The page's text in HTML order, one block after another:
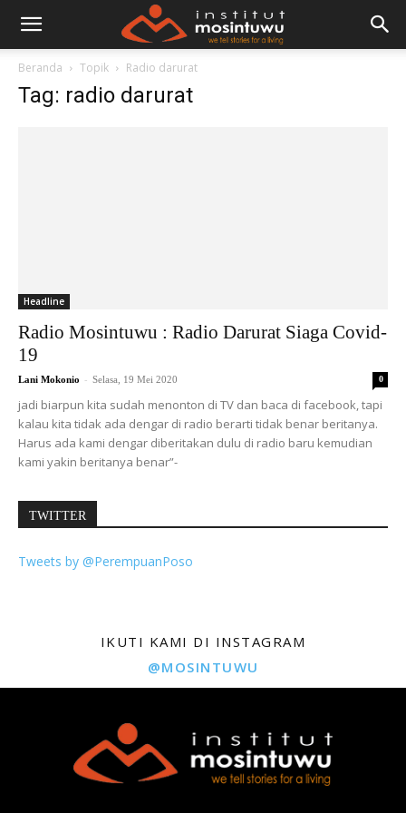
Beranda Topik Radio darurat
Tag: radio darurat
Headline
Radio Mosintuwu : Radio Darurat Siaga Covid-
19
Lani Mokonio - Selasa, 19 Mei 2020 0
jadi biarpun kita sudah menonton di TV dan baca di facebook, tapi
kalau kita tidak ada dengar di radio berarti tidak benar beritanya.
Harus ada kami dengar diberitakan dulu di radio baru kemudian
kami yakin beritanya benar”-
TWITTER
Tweets by @PerempuanPoso
IKUTI KAMI DI INSTAGRAM
@MOSINTUWU